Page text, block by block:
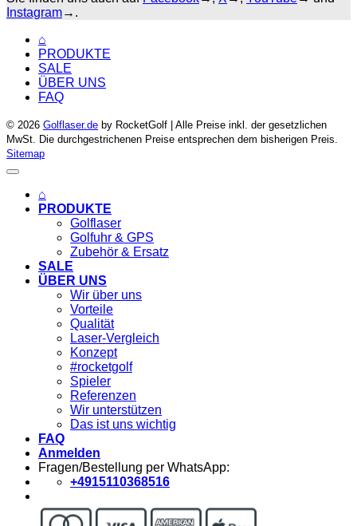
Instagram→.
⌂
PRODUKTE
SALE
ÜBER UNS
FAQ
© 2026 Golflaser.de by RocketGolf | Alle Preise inkl. der gesetzlichen
MwSt. Die durchgestrichenen Preise entsprechen dem bisherigen Preis.
Sitemap
⌂
PRODUKTE
Golflaser
Golfuhr & GPS
Zubehör & Ersatz
SALE
ÜBER UNS
Wir über uns
Vorteile
Qualität
Laser-Vergleich
Konzept
#rocketgolf
Spieler
Referenzen
Wir unterstützen
Das ist uns wichtig
FAQ
Anmelden
Fragen/Bestellung per WhatsApp:
+4915110368516